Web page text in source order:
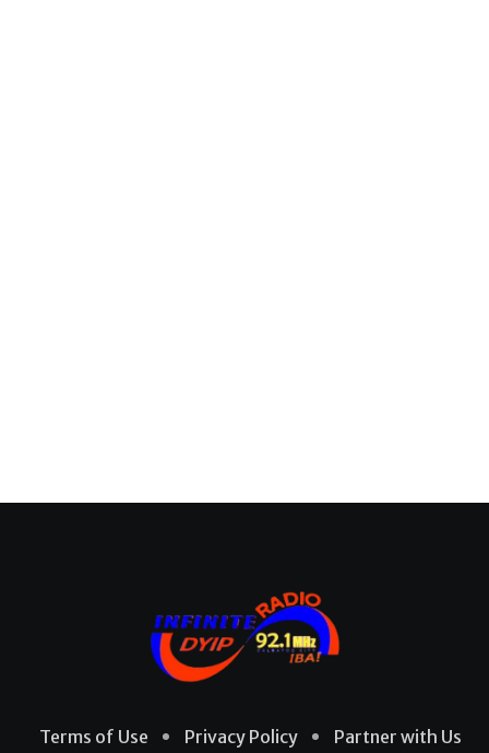
Terms of Use Privacy Policy Partner with Us